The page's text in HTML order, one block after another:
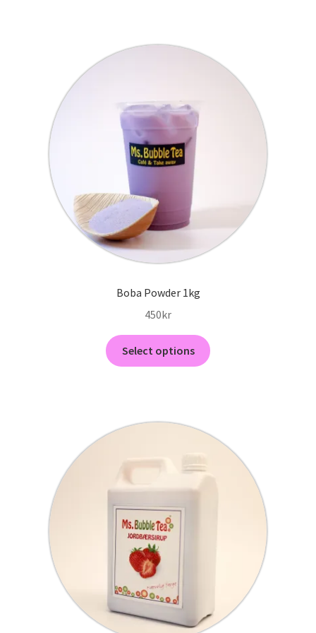
Boba Powder 1kg
450kr
Select options